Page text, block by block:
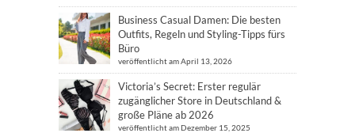
Business Casual Damen: Die besten
Outfits, Regeln und Styling-Tipps fürs
Büro
veröffentlicht am April 13, 2026
Victoria’s Secret: Erster regulär
zugänglicher Store in Deutschland &
große Pläne ab 2026
veröffentlicht am Dezember 15, 2025